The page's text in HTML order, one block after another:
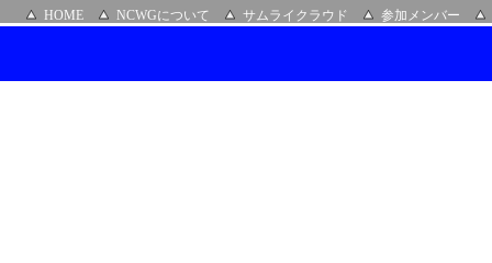
HOME NCWGについて サムライクラウド 参加メンバー